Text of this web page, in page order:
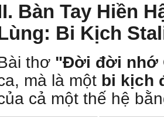
Bàn Tay Hiền
Bi Kịch
thơ "Đời đời nhớ
mà là một bi kịch
cả một thế hệ